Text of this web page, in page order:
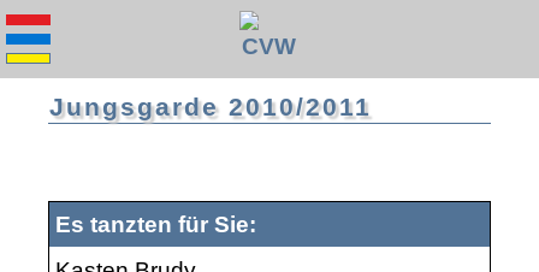
Jungsgarde 2010/2011
Es tanzten für Sie: